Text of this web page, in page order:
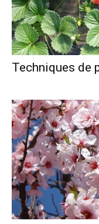
Techniques de